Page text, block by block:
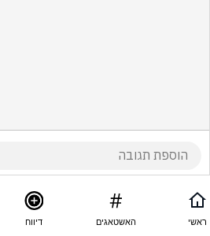
ראשי האשטאגים דיווח